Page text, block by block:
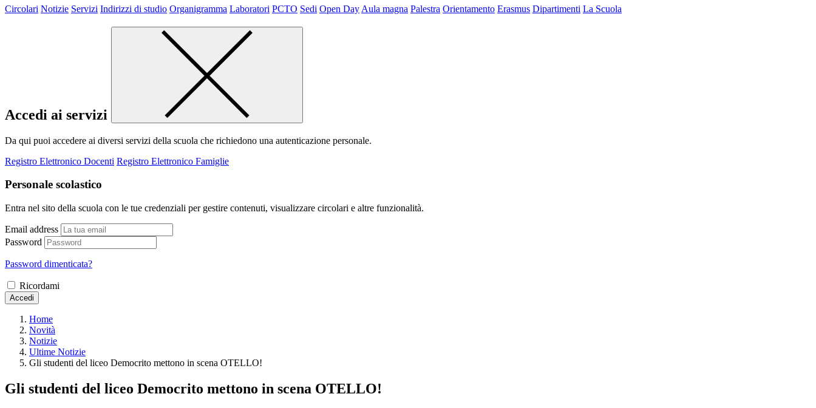
Circolari Notizie Servizi Indirizzi di studio Organigramma Laboratori PCTO Sedi Open Day Aula magna Palestra Orientamento Erasmus Dipartimenti La Scuola
Accedi ai servizi
Da qui puoi accedere ai diversi servizi della scuola che richiedono una autenticazione personale.
Registro Elettronico Docenti Registro Elettronico Famiglie
Personale scolastico
Entra nel sito della scuola con le tue credenziali per gestire contenuti, visualizzare circolari e altre funzionalità.
Email address
Password
Password dimenticata?
Ricordami
Accedi
Home
Novità
Notizie
Ultime Notizie
Gli studenti del liceo Democrito mettono in scena OTELLO!
Gli studenti del liceo Democrito mettono in scena OTELLO!